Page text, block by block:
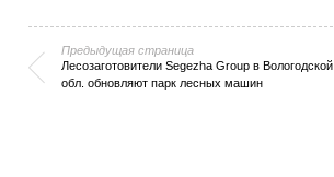
Предыдущая страница
Лесозаготовители Segezha Group в Вологодской
обл. обновляют парк лесных машин